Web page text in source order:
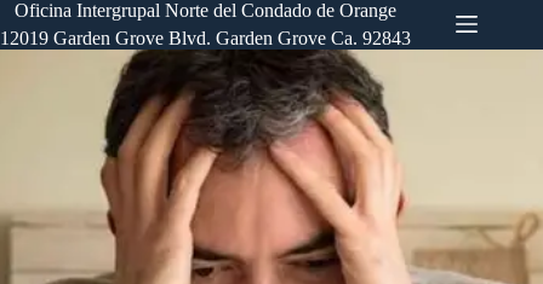
Saltar
al
contenido
Oficina Intergrupal Norte del Condado de Orange
12019 Garden Grove Blvd. Garden Grove Ca. 92843